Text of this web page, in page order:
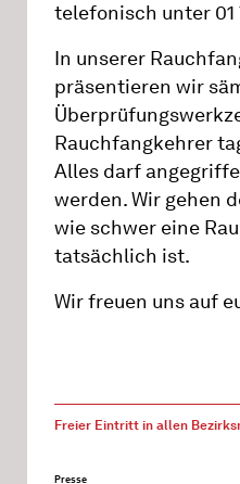
telefonisch unter 01
In unserer
präsentieren wir
Rauchfangkehrer
Alles darf
werden. Wir gehen
wie schwer eine
tatsächlich ist.
Wir freuen uns auf
Freier Eintritt in allen
Presse